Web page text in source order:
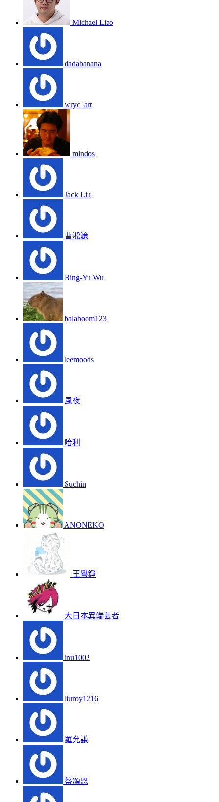
Michael Liao
dadabanana
wryc_art
mindos
Jack Liu
曹淞濂
Bing-Yu Wu
balaboom123
leemoods
風夜
哈利
Suchin
ANONEKO
王譽錚
大日本異端芸者
inu1002
liuroy1216
羅允謙
蔡頌恩